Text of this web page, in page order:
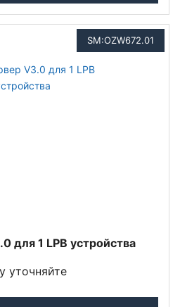
SM:OZW672.01
для 1 LPB устройства
уточняйте